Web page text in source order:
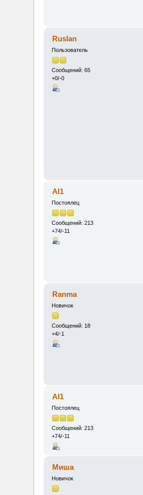
Ruslan
Пользователь
Сообщений: 65
+0/-0
Al1
Постоялец
Сообщений: 213
+74/-11
Ranma
Новичок
Сообщений: 18
+4/-1
Al1
Постоялец
Сообщений: 213
+74/-11
Миша
Новичок